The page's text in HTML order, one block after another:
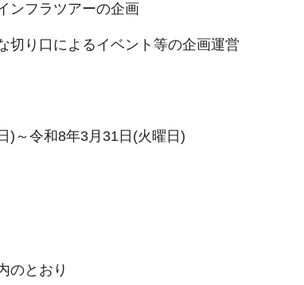
ンフラツアーの企画
切り口によるイベント等の企画運営
)～令和8年3月31日(火曜日)
のとおり